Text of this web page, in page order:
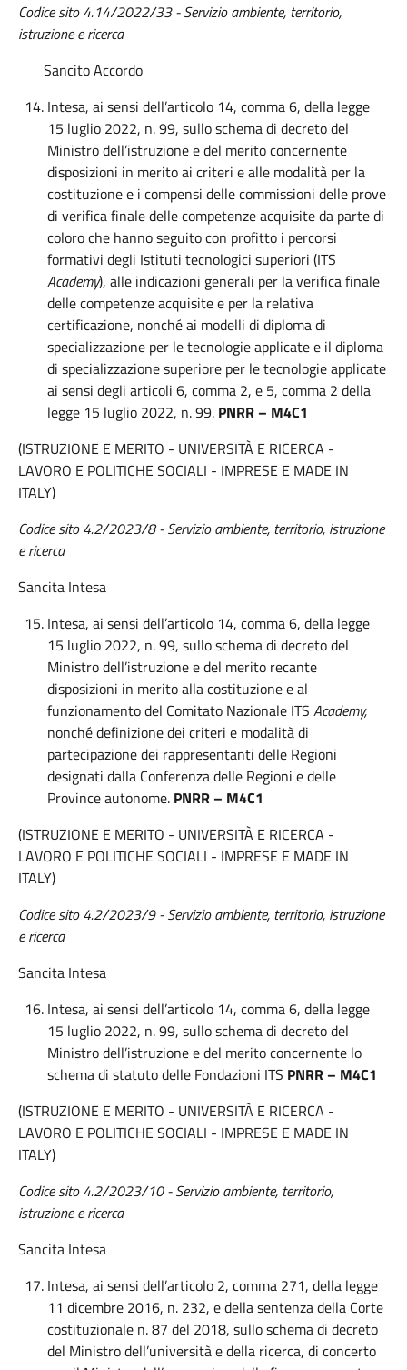
Codice sito 4.14/2022/33 - Servizio ambiente, territorio,
istruzione e ricerca
Sancito Accordo
Intesa, ai sensi dell’articolo 14, comma 6, della legge
15 luglio 2022, n. 99, sullo schema di decreto del
Ministro dell’istruzione e del merito concernente
disposizioni in merito ai criteri e alle modalità per la
costituzione e i compensi delle commissioni delle prove
di verifica finale delle competenze acquisite da parte di
coloro che hanno seguito con profitto i percorsi
formativi degli Istituti tecnologici superiori (ITS
Academy), alle indicazioni generali per la verifica finale
delle competenze acquisite e per la relativa
certificazione, nonché ai modelli di diploma di
specializzazione per le tecnologie applicate e il diploma
di specializzazione superiore per le tecnologie applicate
ai sensi degli articoli 6, comma 2, e 5, comma 2 della
legge 15 luglio 2022, n. 99. PNRR – M4C1
(ISTRUZIONE E MERITO - UNIVERSITÀ E RICERCA -
LAVORO E POLITICHE SOCIALI - IMPRESE E MADE IN
ITALY)
Codice sito 4.2/2023/8 - Servizio ambiente, territorio, istruzione
e ricerca
Sancita Intesa
Intesa, ai sensi dell’articolo 14, comma 6, della legge
15 luglio 2022, n. 99, sullo schema di decreto del
Ministro dell’istruzione e del merito recante
disposizioni in merito alla costituzione e al
funzionamento del Comitato Nazionale ITS Academy,
nonché definizione dei criteri e modalità di
partecipazione dei rappresentanti delle Regioni
designati dalla Conferenza delle Regioni e delle
Province autonome. PNRR – M4C1
(ISTRUZIONE E MERITO - UNIVERSITÀ E RICERCA -
LAVORO E POLITICHE SOCIALI - IMPRESE E MADE IN
ITALY)
Codice sito 4.2/2023/9 - Servizio ambiente, territorio, istruzione
e ricerca
Sancita Intesa
Intesa, ai sensi dell’articolo 14, comma 6, della legge
15 luglio 2022, n. 99, sullo schema di decreto del
Ministro dell’istruzione e del merito concernente lo
schema di statuto delle Fondazioni ITS PNRR – M4C1
(ISTRUZIONE E MERITO - UNIVERSITÀ E RICERCA -
LAVORO E POLITICHE SOCIALI - IMPRESE E MADE IN
ITALY)
Codice sito 4.2/2023/10 - Servizio ambiente, territorio,
istruzione e ricerca
Sancita Intesa
Intesa, ai sensi dell’articolo 2, comma 271, della legge
11 dicembre 2016, n. 232, e della sentenza della Corte
costituzionale n. 87 del 2018, sullo schema di decreto
del Ministro dell’università e della ricerca, di concerto